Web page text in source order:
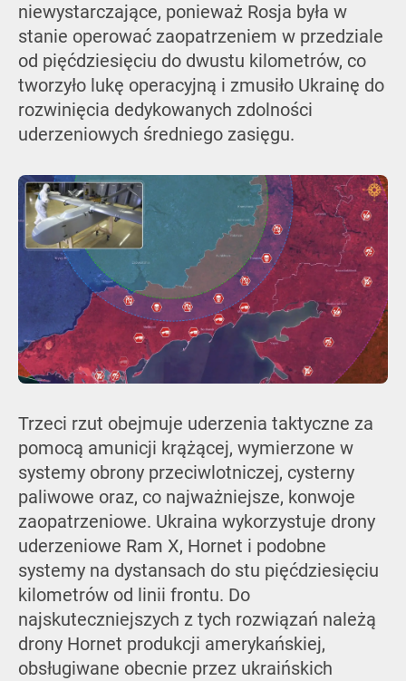
niewystarczające, ponieważ Rosja była w
stanie operować zaopatrzeniem w przedziale
od pięćdziesięciu do dwustu kilometrów, co
tworzyło lukę operacyjną i zmusiło Ukrainę do
rozwinięcia dedykowanych zdolności
uderzeniowych średniego zasięgu.
Trzeci rzut obejmuje uderzenia taktyczne za
pomocą amunicji krążącej, wymierzone w
systemy obrony przeciwlotniczej, cysterny
paliwowe oraz, co najważniejsze, konwoje
zaopatrzeniowe. Ukraina wykorzystuje drony
uderzeniowe Ram X, Hornet i podobne
systemy na dystansach do stu pięćdziesięciu
kilometrów od linii frontu. Do
najskuteczniejszych z tych rozwiązań należą
drony Hornet produkcji amerykańskiej,
obsługiwane obecnie przez ukraińskich